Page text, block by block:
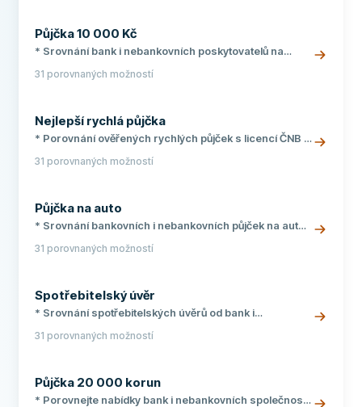
Půjčka 10 000 Kč
* Srovnání bank i nebankovních poskytovatelů na
každé nabídky * Online žádost s vyřízením do 24 hodin
31 porovnaných možností
Nejlepší rychlá půjčka
* Porovnání ověřených rychlých půjček s licencí ČNB *
zcela zdarma
31 porovnaných možností
Půjčka na auto
* Srovnání bankovních i nebankovních půjček na auto
částky od 10 000 do 2 500 000 Kč
31 porovnaných možností
Spotřebitelský úvěr
* Srovnání spotřebitelských úvěrů od bank i
% p.a. * Bez poplatků a zcela nezavázně
31 porovnaných možností
Půjčka 20 000 korun
* Porovnejte nabídky bank i nebankovních společností